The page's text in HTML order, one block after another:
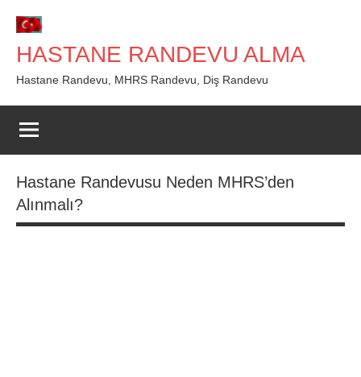
geç
HASTANE RANDEVU ALMA
Hastane Randevu, MHRS Randevu, Diş Randevu
Hastane Randevusu Neden MHRS’den
Alınmalı?